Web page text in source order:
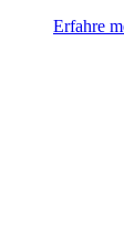
Erfahre